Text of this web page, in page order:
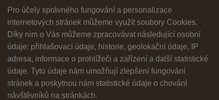
Pro účely správného fungování a personalizace
internetových stránek můžeme využít soubory Cookies.
Díky nim o Vás můžeme zpracovávat následující osobní
údaje: přihlašovací údaje, historie, geolokační údaje, IP
adresa, informace o prohlížeči a zařízení a další statistické
údaje. Tyto údaje nám umožňují zlepšení fungování
stránek a poskytnou nám statistické údaje o chování
návštěvníků na stránkách.